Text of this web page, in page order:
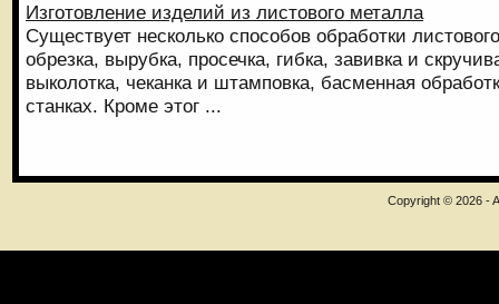
Изготовление изделий из листового металла
Существует несколько способов обработки
обрезка, вырубка, просечка, гибка, завивка и
выколотка, чеканка и штамповка, басменная
станках. Кроме этог ...
Copyright © 2026 -